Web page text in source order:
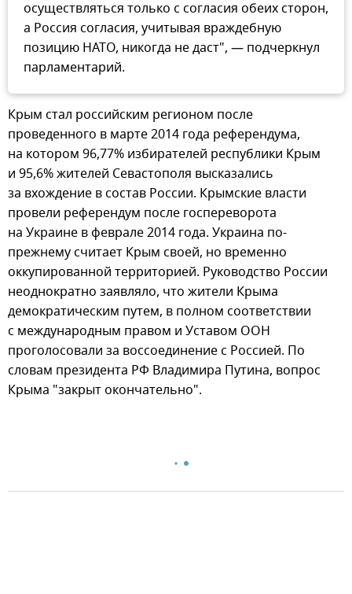
осуществляться только с согласия обеих сторон,
а Россия согласия, учитывая враждебную
позицию НАТО, никогда не даст", — подчеркнул
парламентарий.
Крым стал российским регионом после
проведенного в марте 2014 года референдума,
на котором 96,77% избирателей республики Крым
и 95,6% жителей Севастополя высказались
за вхождение в состав России. Крымские власти
провели референдум после госпереворота
на Украине в феврале 2014 года. Украина по-
прежнему считает Крым своей, но временно
оккупированной территорией. Руководство России
неоднократно заявляло, что жители Крыма
демократическим путем, в полном соответствии
с международным правом и Уставом ООН
проголосовали за воссоединение с Россией. По
словам президента РФ Владимира Путина, вопрос
Крыма "закрыт окончательно".